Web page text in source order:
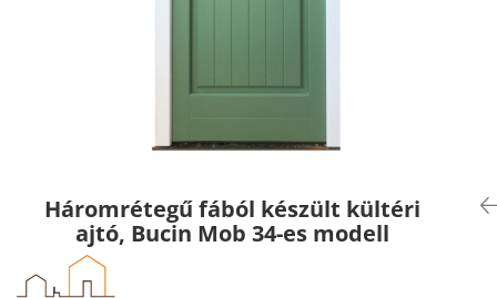
Háromrétegű fából készült kültéri
ajtó, Bucin Mob 34-es modell